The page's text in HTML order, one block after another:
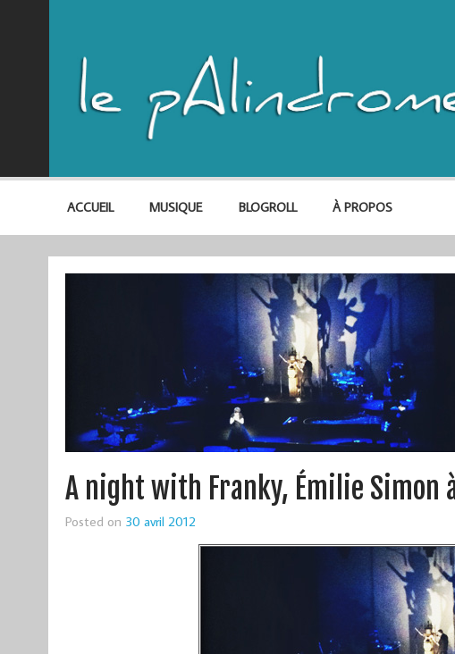
ACCUEIL MUSIQUE BLOGROLL À PROPOS
A night with Franky, Émilie Simon
Posted on 30 avril 2012